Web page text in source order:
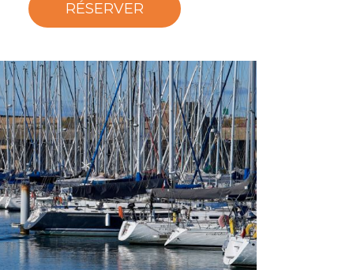
RÉSERVER